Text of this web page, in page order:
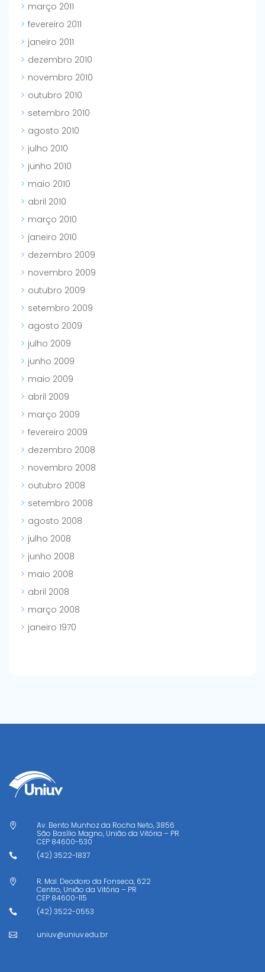
março 2011
fevereiro 2011
janeiro 2011
dezembro 2010
novembro 2010
outubro 2010
setembro 2010
agosto 2010
julho 2010
junho 2010
maio 2010
abril 2010
março 2010
janeiro 2010
dezembro 2009
novembro 2009
outubro 2009
setembro 2009
agosto 2009
julho 2009
junho 2009
maio 2009
abril 2009
março 2009
fevereiro 2009
dezembro 2008
novembro 2008
outubro 2008
setembro 2008
agosto 2008
julho 2008
junho 2008
maio 2008
abril 2008
março 2008
janeiro 1970

Av. Bento Munhoz da Rocha Neto, 3856
São Basílio Magno, União da Vitória – PR
CEP 84600-530
 (42) 3522-1837

R. Mal. Deodoro da Fonseca, 622
Centro, União da Vitória – PR
CEP 84600-115
 (42) 3522-0553
 uniuv@uniuv.edu.br